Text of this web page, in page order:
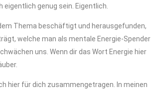
eigentlich genug sein. Eigentlich.
Thema beschäftigt und herausgefunden,
welche man als mentale Energie-Spender
uns. Wenn dir das Wort Energie hier
hier für dich zusammengetragen. In meinen